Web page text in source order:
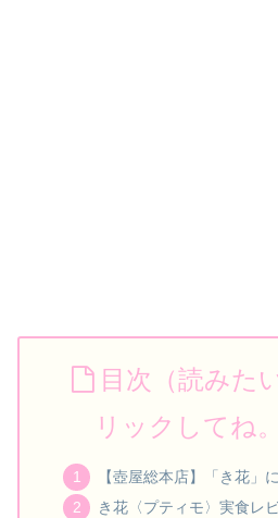
目次（読みた
リックしてね。
【壺屋総本店】「き花」
き花〈プティモ〉実食レ